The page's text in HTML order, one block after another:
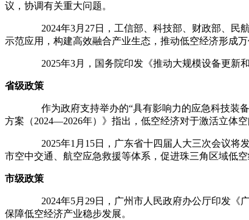
议，协调有关重大问题。
2024年3月27日，工信部、科技部、财政部、民航局
示范应用，构建高效融合产业生态，推动低空经济形成万
2025年3月，国务院印发《推动大规模设备更新和消
省级政策
作为政府支持举办的“具有影响力的应急科技装备展”
方案（2024—2026年）》指出，低空经济对于激活立体
2025年1月15日，广东省十四届人大三次会议将发展
市空中交通、航空应急救援等体系，促进珠三角区域低空
市级政策
2024年5月29日，广州市人民政府办公厅印发《广州
保障低空经济产业稳步发展。